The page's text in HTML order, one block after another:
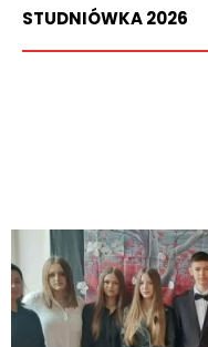
STUDNIÓWKA 2026